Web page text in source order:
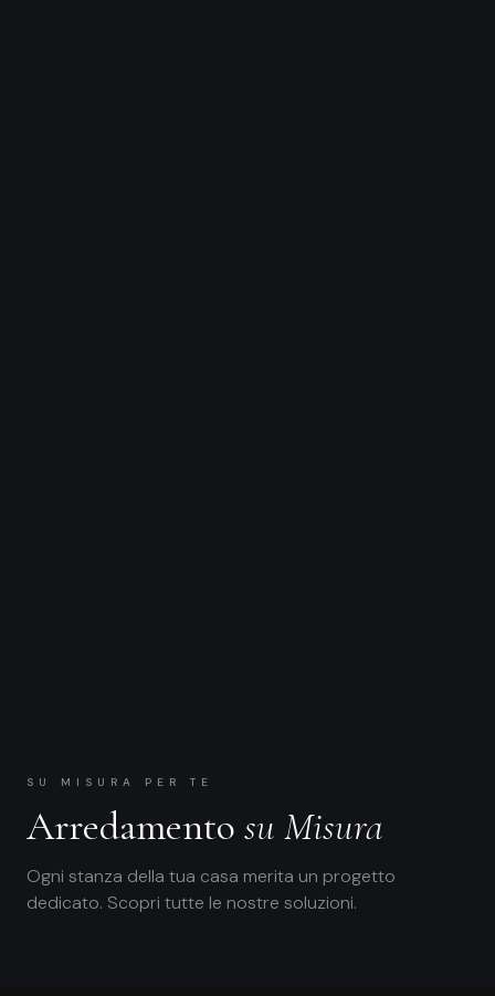
SU MISURA PER TE
Arredamento su Misura
Ogni stanza della tua casa merita un progetto
dedicato. Scopri tutte le nostre soluzioni.